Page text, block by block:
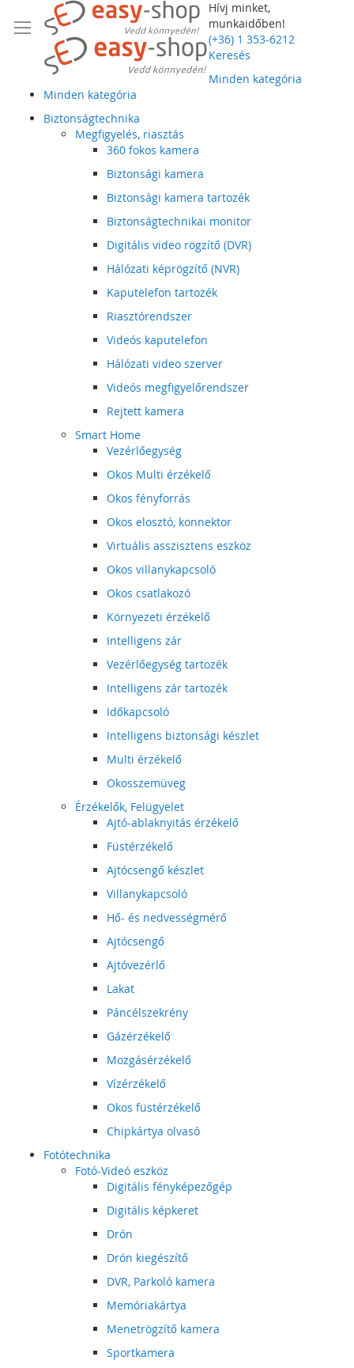
Hívj minket,
munkaidőben!
(+36) 1 353-6212
Keresés
Minden kategória
Minden kategória
Biztonságtechnika
Megfigyelés, riasztás
360 fokos kamera
Biztonsági kamera
Biztonsági kamera tartozék
Biztonságtechnikai monitor
Digitális video rögzítő (DVR)
Hálózati képrögzítő (NVR)
Kaputelefon tartozék
Riasztórendszer
Videós kaputelefon
Hálózati video szerver
Videós megfigyelőrendszer
Rejtett kamera
Smart Home
Vezérlőegység
Okos Multi érzékelő
Okos fényforrás
Okos elosztó, konnektor
Virtuális asszisztens eszköz
Okos villanykapcsoló
Okos csatlakozó
Környezeti érzékelő
Intelligens zár
Vezérlőegység tartozék
Intelligens zár tartozék
Időkapcsoló
Intelligens biztonsági készlet
Multi érzékelő
Okosszemüveg
Érzékelők, Felügyelet
Ajtó-ablaknyitás érzékelő
Füstérzékelő
Ajtócsengő készlet
Villanykapcsoló
Hő- és nedvességmérő
Ajtócsengő
Ajtóvezérlő
Lakat
Páncélszekrény
Gázérzékelő
Mozgásérzékelő
Vízérzékelő
Okos füstérzékelő
Chipkártya olvasó
Fotótechnika
Fotó-Videó eszköz
Digitális fényképezőgép
Digitális képkeret
Drón
Drón kiegészítő
DVR, Parkoló kamera
Memóriakártya
Menetrögzítő kamera
Sportkamera